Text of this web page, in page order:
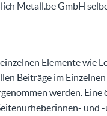
Metall.be GmbH
Elemente wie
Beiträge im
werden. Eine
und